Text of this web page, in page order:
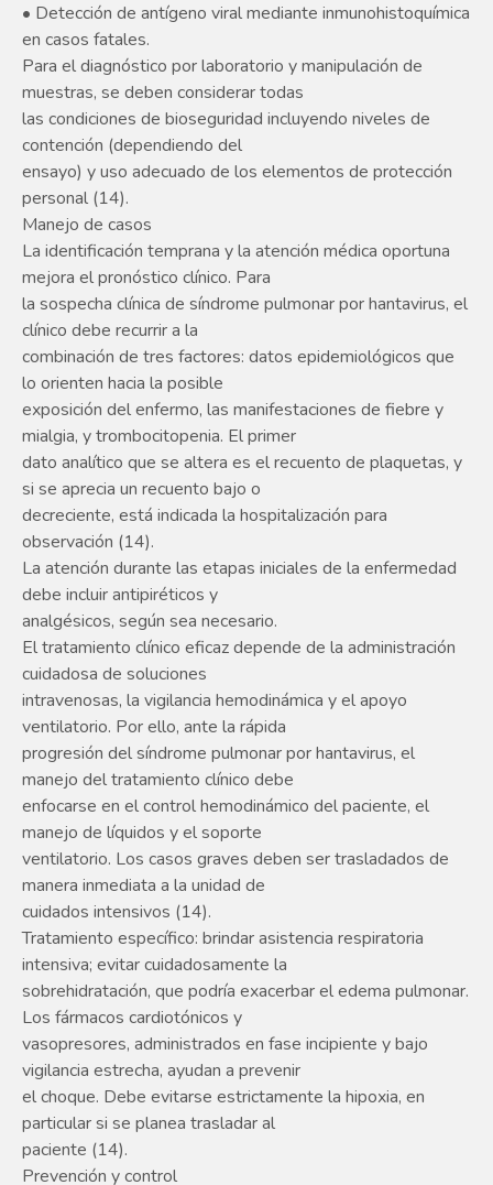
• Detección de antígeno viral mediante inmunohistoquímica
en casos fatales.
Para el diagnóstico por laboratorio y manipulación de
muestras, se deben considerar todas
las condiciones de bioseguridad incluyendo niveles de
contención (dependiendo del
ensayo) y uso adecuado de los elementos de protección
personal (14).
Manejo de casos
La identificación temprana y la atención médica oportuna
mejora el pronóstico clínico. Para
la sospecha clínica de síndrome pulmonar por hantavirus, el
clínico debe recurrir a la
combinación de tres factores: datos epidemiológicos que
lo orienten hacia la posible
exposición del enfermo, las manifestaciones de fiebre y
mialgia, y trombocitopenia. El primer
dato analítico que se altera es el recuento de plaquetas, y
si se aprecia un recuento bajo o
decreciente, está indicada la hospitalización para
observación (14).
La atención durante las etapas iniciales de la enfermedad
debe incluir antipiréticos y
analgésicos, según sea necesario.
El tratamiento clínico eficaz depende de la administración
cuidadosa de soluciones
intravenosas, la vigilancia hemodinámica y el apoyo
ventilatorio. Por ello, ante la rápida
progresión del síndrome pulmonar por hantavirus, el
manejo del tratamiento clínico debe
enfocarse en el control hemodinámico del paciente, el
manejo de líquidos y el soporte
ventilatorio. Los casos graves deben ser trasladados de
manera inmediata a la unidad de
cuidados intensivos (14).
Tratamiento específico: brindar asistencia respiratoria
intensiva; evitar cuidadosamente la
sobrehidratación, que podría exacerbar el edema pulmonar.
Los fármacos cardiotónicos y
vasopresores, administrados en fase incipiente y bajo
vigilancia estrecha, ayudan a prevenir
el choque. Debe evitarse estrictamente la hipoxia, en
particular si se planea trasladar al
paciente (14).
Prevención y control